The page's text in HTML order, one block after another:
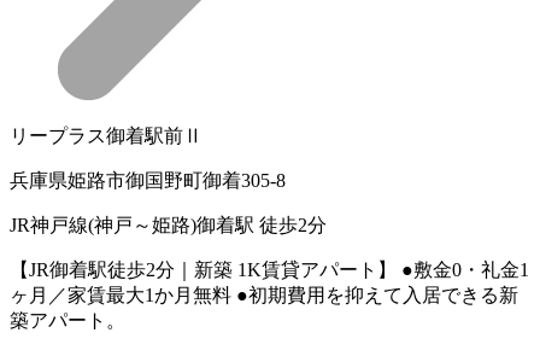
リープラス御着駅前Ⅱ
兵庫県姫路市御国野町御着305-8
JR神戸線(神戸～姫路)御着駅 徒歩2分
【JR御着駅徒歩2分｜新築 1K賃貸アパート】 ●敷金0・礼金1
ヶ月／家賃最大1か月無料 ●初期費用を抑えて入居できる新
築アパート。